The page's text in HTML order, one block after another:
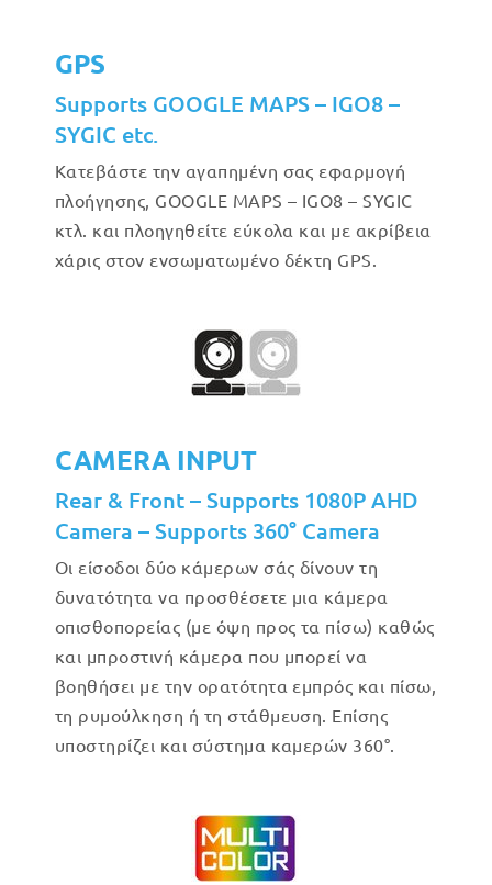
GPS
Supports GOOGLE MAPS – IGO8 –
SYGIC etc.
Κατεβάστε την αγαπημένη σας εφαρμογή
πλοήγησης, GOOGLE MAPS – IGO8 – SYGIC
κτλ. και πλοηγηθείτε εύκολα και με ακρίβεια
χάρις στον ενσωματωμένο δέκτη GPS.
CAMERA INPUT
Rear & Front – Supports 1080P AHD
Camera – Supports 360° Camera
Οι είσοδοι δύο κάμερων σάς δίνουν τη
δυνατότητα να προσθέσετε μια κάμερα
οπισθοπορείας (με όψη προς τα πίσω) καθώς
και μπροστινή κάμερα που μπορεί να
βοηθήσει με την ορατότητα εμπρός και πίσω,
τη ρυμούλκηση ή τη στάθμευση. Επίσης
υποστηρίζει και σύστημα καμερών 360°.